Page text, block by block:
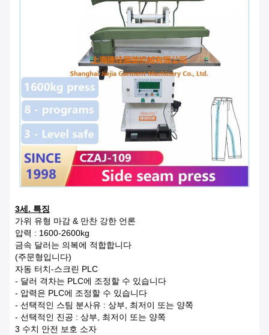
3세. 특징
가위 유형 마감 & 만찬 강한 언론
압력 : 1600-2600kg
금속 달러는 의복에 적합합니다
(주문형입니다)
자동 터치-스크린 PLC
- 달러 격차는 PLC에 조정할 수 있습니다
- 압력은 PLC에 조정할 수 있습니다
- 선택적인 스팀 분사유 : 상부, 최저이 또는 양쪽
- 선택적인 진공 : 상부, 최저이 또는 양쪽
3 수치 안전 보호 소자